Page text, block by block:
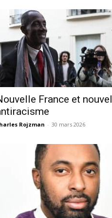
France et nouvel
Rojzman - 30 mars 2026